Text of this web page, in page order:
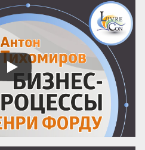
делегировать людям, но
настраивать процессы. Ставка
фактор превращает
в лотерею, где выигрышный
лишь единицам.
иной подход: он позволяет
компанию человеко-
где результат гарантирует
сотрудника, а ...